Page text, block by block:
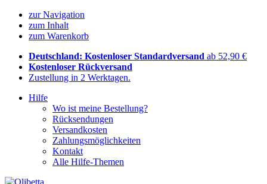
zur Navigation
zum Inhalt
zum Warenkorb
Deutschland: Kostenloser Standardversand ab 52,90 €
Kostenloser Rückversand
Zustellung in 2 Werktagen.
Hilfe
Wo ist meine Bestellung?
Rücksendungen
Versandkosten
Zahlungsmöglichkeiten
Kontakt
Alle Hilfe-Themen